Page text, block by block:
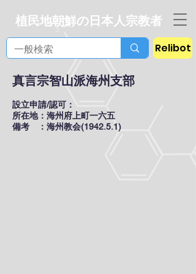
植民地朝鮮の日本人宗教者
Relibot
真言宗智山派海州支部
設立申請/認可：
所在地：海州府上町一六五
備考 ：海州教会(1942.5.1)